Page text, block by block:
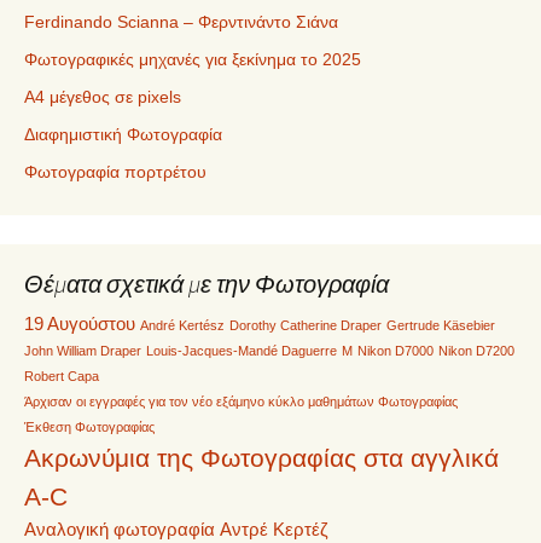
Ferdinando Scianna – Φερντινάντο Σιάνα
Φωτογραφικές μηχανές για ξεκίνημα το 2025
Α4 μέγεθος σε pixels
Διαφημιστική Φωτογραφία
Φωτογραφία πορτρέτου
Θέματα σχετικά με την Φωτογραφία
19 Αυγούστου André Kertész Dorothy Catherine Draper Gertrude Käsebier
John William Draper Louis-Jacques-Mandé Daguerre M Nikon D7000 Nikon D7200
Robert Capa
Άρχισαν οι εγγραφές για τον νέο εξάμηνο κύκλο μαθημάτων Φωτογραφίας
Έκθεση Φωτογραφίας
Ακρωνύμια της Φωτογραφίας στα αγγλικά
A-C
Αναλογική φωτογραφία Αντρέ Κερτέζ